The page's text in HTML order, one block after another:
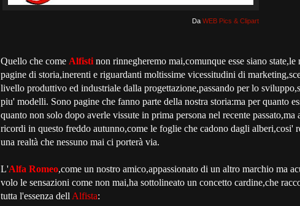
Da WEB Pics & Clipart
Quello che come Alfisti non rinnegheremo mai,comunque esse siano state,le
pagine di storia,inerenti e riguardanti moltissime vicessitudini di
livello produttivo ed industriale dalla progettazione,passando per lo
piu' modelli. Sono pagine che fanno parte della nostra storia:ma per quanto
quanto non solo dopo averle vissute in prima persona nel recente
ricordi in questo freddo autunno,come le foglie che cadono dagli alberi,cosi'
una realtà che nessuno mai ci porterà via.
L'Alfa Romeo,come un nostro amico,appassionato di un altro marchio ma
volo le sensazioni come non mai,ha sottolineato un concetto cardine,che
tutta l'essenza dell Alfista: